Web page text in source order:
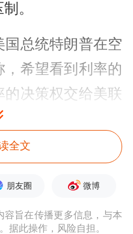
。
总统特朗普在空
希望看到利率的
决策权交给美联
提到，美国的状
涨。在此之前，特
发帖称：“鉴于刚
，股市理应上涨
年来一直如此。
全文
朋友圈 微博
容旨在传播更多信息，与本
据此操作，风险自担。